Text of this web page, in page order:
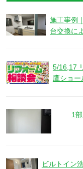
施工事例
台交換に
5/16,17
鷹ショー
1
ビルトイン